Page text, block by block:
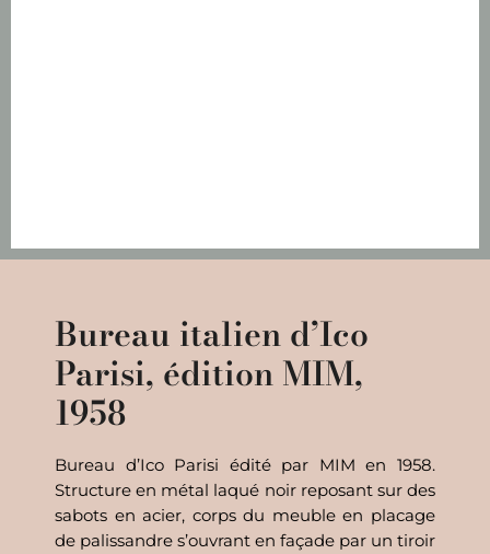
Bureau italien d’Ico
Parisi, édition MIM,
1958
Bureau d’Ico Parisi édité par MIM en 1958.
Structure en métal laqué noir reposant sur des
sabots en acier, corps du meuble en placage
de palissandre s’ouvrant en façade par un tiroir